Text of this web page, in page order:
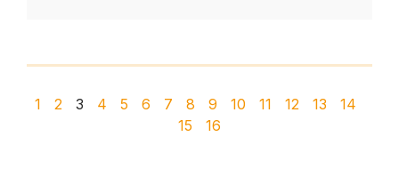
1 2 3 4 5 6 7 8 9 10 11 12 13
14
15
16